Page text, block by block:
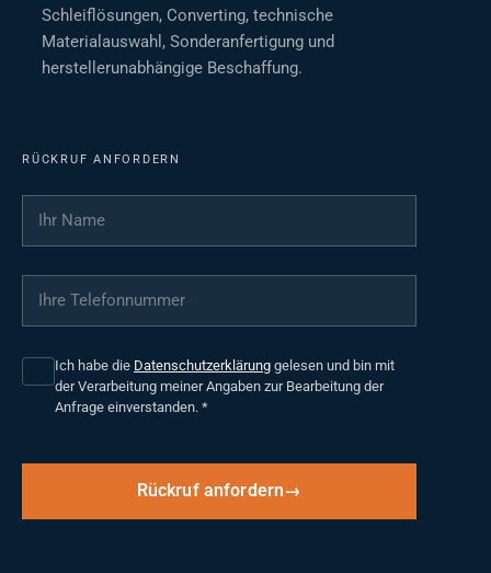
Schleiflösungen, Converting, technische
Materialauswahl, Sonderanfertigung und
herstellerunabhängige Beschaffung.
RÜCKRUF ANFORDERN
Ihr Name
Ihre Telefonnummer
Ich habe die Datenschutzerklärung gelesen und bin mit
der Verarbeitung meiner Angaben zur Bearbeitung der
Anfrage einverstanden. *
Rückruf anfordern